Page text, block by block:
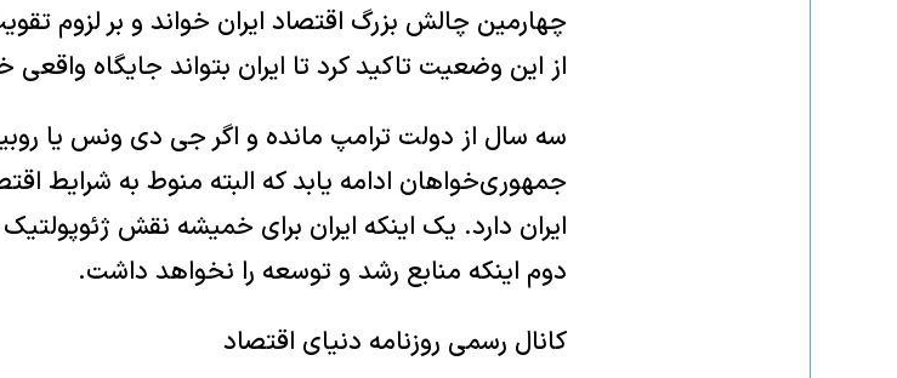
چهارمین چالش بزرگ اقتصاد ایران خواند و بر لزوم
از این وضعیت تاکید کرد تا ایران بتواند جایگاه
جمهوری‌خواهان ادامه یابد که البته منوط به شرایط
ایران دارد. یک اینکه ایران برای خمیشه نقش
دوم اینکه منابع رشد و توسعه را نخواهد داشت.
کانال رسمی روزنامه دنیای اقتصاد